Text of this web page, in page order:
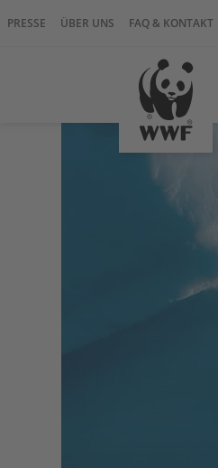
PRESSE ÜBER UNS FAQ & KONTAKT